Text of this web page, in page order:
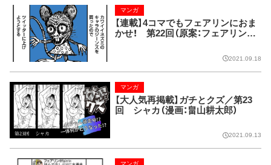
【連載】4コマでもフェアリンにおま
かせ！ 第22回（原案：フェアリン
マンガ
2021.09.18
【大人気再掲載】ガチとクズ／第23
回 シャカ（漫画：畠山耕太郎）
マンガ
2021.09.13